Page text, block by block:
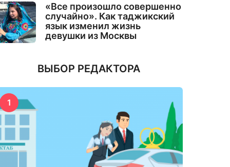
«Все произошло совершенно
случайно». Как таджикский
язык изменил жизнь
девушки из Москвы
ВЫБОР РЕДАКТОРА
1